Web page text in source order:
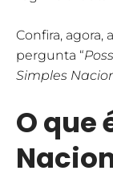
Confira, agora,
pergunta “
Simples
O que